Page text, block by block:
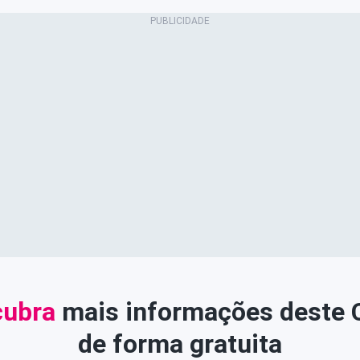
mais informações deste
de forma gratuita